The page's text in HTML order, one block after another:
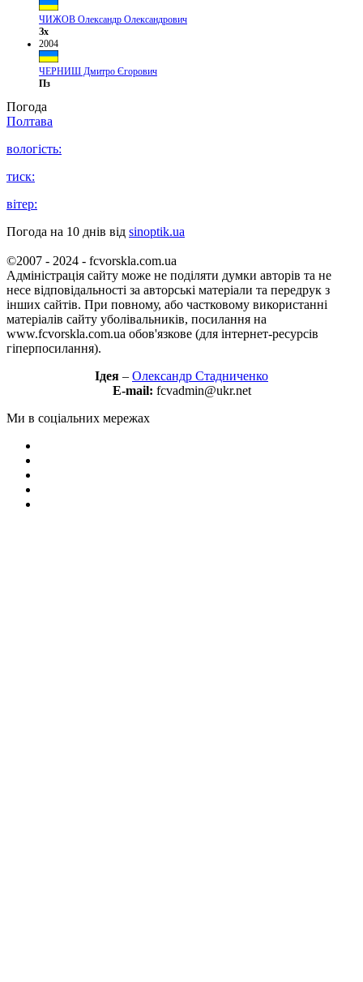
ЧИЖОВ Олександр Олександрович
Зх
2004
ЧЕРНИШ Дмитро Єгорович
Пз
Погода
Полтава
вологість:
тиск:
вітер:
Погода на 10 днів від sinoptik.ua
©2007 - 2024 - fcvorskla.com.ua
Адміністрація сайту може не поділяти думки авторів та не
несе відповідальності за авторські матеріали та передрук з
інших сайтів. При повному, або частковому використанні
матеріалів сайту уболівальників, посилання на
www.fcvorskla.com.ua обов'язкове (для інтернет-ресурсів
гіперпосилання).
Ідея – Олександр Стадниченко
E-mail: fcvadmin@ukr.net
Ми в соціальних мережах